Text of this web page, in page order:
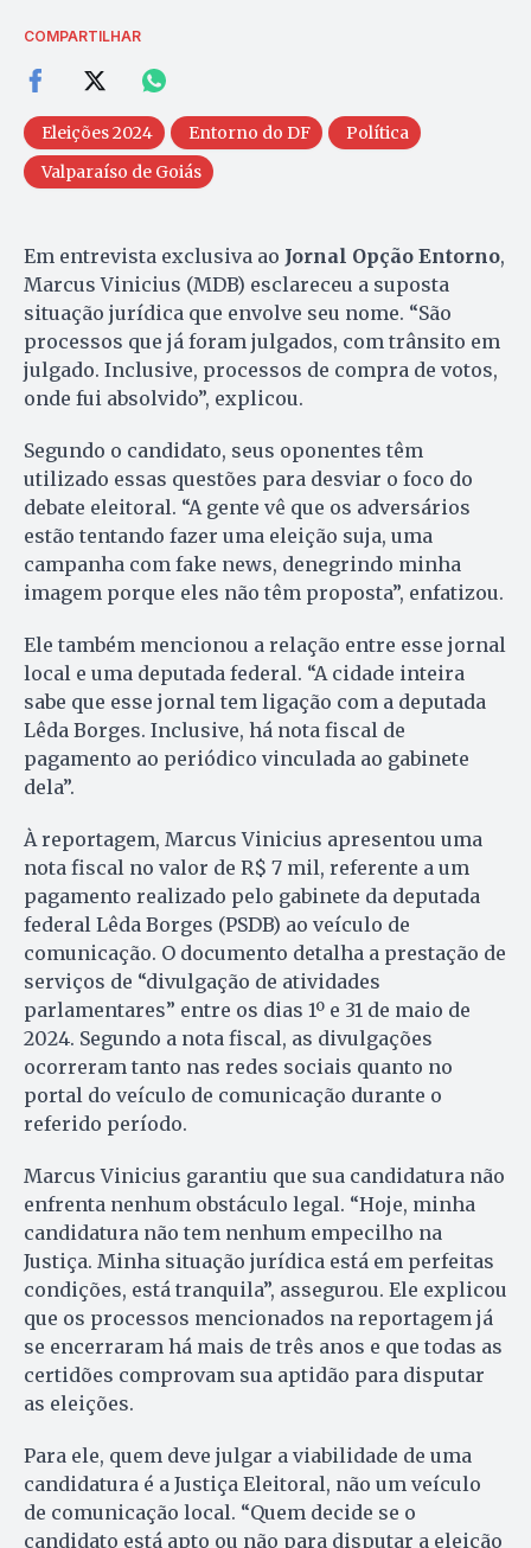
COMPARTILHAR
Eleições 2024 Entorno do DF
Política
Valparaíso de Goiás
Em entrevista exclusiva ao Jornal Opção Entorno,
Marcus Vinicius (MDB) esclareceu a suposta
situação jurídica que envolve seu nome. “São
processos que já foram julgados, com trânsito em
julgado. Inclusive, processos de compra de votos,
onde fui absolvido”, explicou.
Segundo o candidato, seus oponentes têm
utilizado essas questões para desviar o foco do
debate eleitoral. “A gente vê que os adversários
estão tentando fazer uma eleição suja, uma
campanha com fake news, denegrindo minha
imagem porque eles não têm proposta”, enfatizou.
Ele também mencionou a relação entre esse jornal
local e uma deputada federal. “A cidade inteira
sabe que esse jornal tem ligação com a deputada
Lêda Borges. Inclusive, há nota fiscal de
pagamento ao periódico vinculada ao gabinete
dela”.
À reportagem, Marcus Vinicius apresentou uma
nota fiscal no valor de R$ 7 mil, referente a um
pagamento realizado pelo gabinete da deputada
federal Lêda Borges (PSDB) ao veículo de
comunicação. O documento detalha a prestação de
serviços de “divulgação de atividades
parlamentares” entre os dias 1º e 31 de maio de
2024. Segundo a nota fiscal, as divulgações
ocorreram tanto nas redes sociais quanto no
portal do veículo de comunicação durante o
referido período.
Marcus Vinicius garantiu que sua candidatura não
enfrenta nenhum obstáculo legal. “Hoje, minha
candidatura não tem nenhum empecilho na
Justiça. Minha situação jurídica está em perfeitas
condições, está tranquila”, assegurou. Ele explicou
que os processos mencionados na reportagem já
se encerraram há mais de três anos e que todas as
certidões comprovam sua aptidão para disputar
as eleições.
Para ele, quem deve julgar a viabilidade de uma
candidatura é a Justiça Eleitoral, não um veículo
de comunicação local. “Quem decide se o
candidato está apto ou não para disputar a eleição